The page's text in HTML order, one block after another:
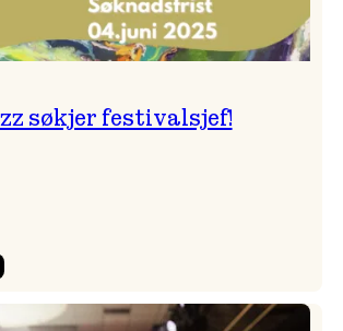
søkjer festivalsjef!